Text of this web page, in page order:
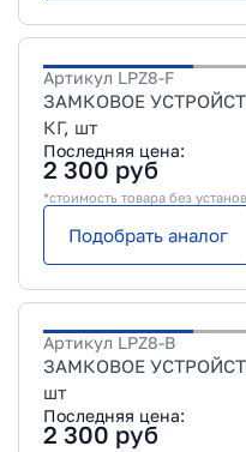
Артикул LPZ8-F
ЗАМКОВОЕ
КГ, шт
Последняя цена:
2 300 руб
*стоимость товара без
Подобрать аналог
Артикул LPZ8-B
ЗАМКОВОЕ
шт
Последняя цена:
2 300 руб